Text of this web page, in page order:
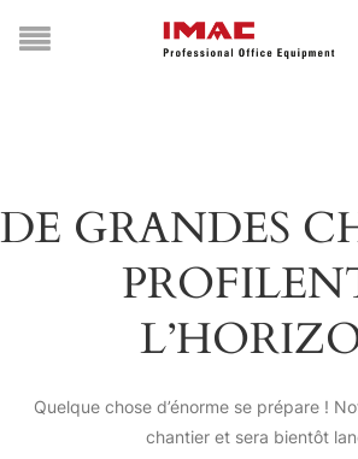
DE GRANDES
Quelque chose d’énorme se prépare !
chantier et sera bientôt